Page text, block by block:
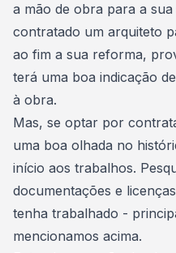
a mão de obra para a
contratado um arquiteto
ao fim a sua reforma,
terá uma boa indicação
à obra.
Mas, se optar por
uma boa olhada no
início aos trabalhos.
documentações e
tenha trabalhado -
mencionamos acima.